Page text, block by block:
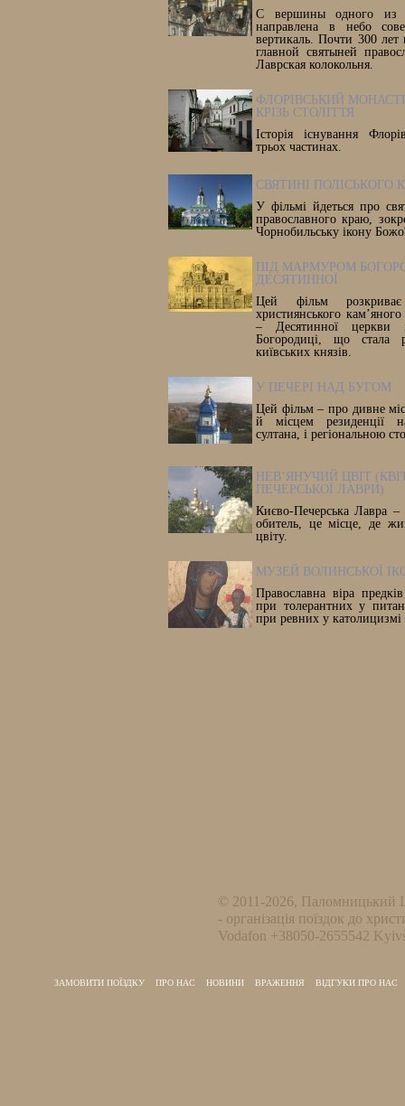
С вершины одного из
направлена в небо
вертикаль. Почти 300 лет
главной святыней
Лаврская колокольня.
ФЛОРІВСЬКИЙ
КРІЗЬ СТОЛІТТЯ
Історія існування
трьох частинах.
СВЯТИНІ ПОЛІСЬКОГО
У фільмі йдеться про
православного краю,
Чорнобильську ікону
ПІД МАРМУРОМ
ДЕСЯТИННОЇ
Цей фільм
християнського
– Десятинної церкви
Богородиці, що стала
київських князів.
У ПЕЧЕРІ НАД БУГОМ
Цей фільм – про дивне
й місцем резиденції
султана, і регіональною
НЕВ’ЯНУЧИЙ ЦВІТ
ПЕЧЕРСЬКОЇ ЛАВРИ)
Києво-Печерська Лавра –
обитель, це місце, де
цвіту.
МУЗЕЙ ВОЛИНСЬКОЇ
Православна віра
при толерантних у
при ревних у католицизмі
© 2011-2026, Паломницький
- організація поїздок до
Vodafon +38050-2655542
ЗАМОВИТИ ПОЇЗДКУ ПРО НАС НОВИНИ ВРАЖЕННЯ ВІДГУКИ ПРО НАС